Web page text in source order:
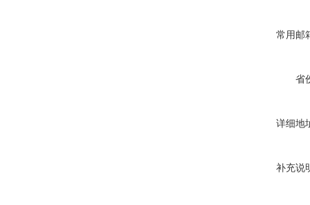
常用邮
省
详细地
补充说